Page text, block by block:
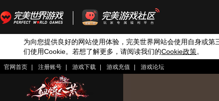
为向您提供良好的网站使用体验，完美世界网站会使用自身或第
们使用Cookie。若想了解更多，请阅读我们的Cookie政策。
官网首页 注册账号 游戏下载 游戏充值 游戏论坛